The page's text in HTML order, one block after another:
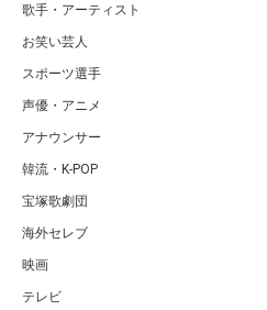
歌手・アーティスト
お笑い芸人
スポーツ選手
声優・アニメ
アナウンサー
韓流・K-POP
宝塚歌劇団
海外セレブ
映画
テレビ